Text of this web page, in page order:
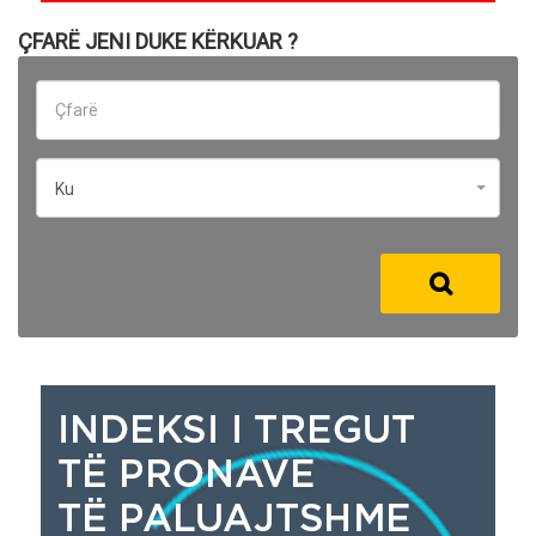
ÇFARË JENI DUKE KËRKUAR ?
Ku